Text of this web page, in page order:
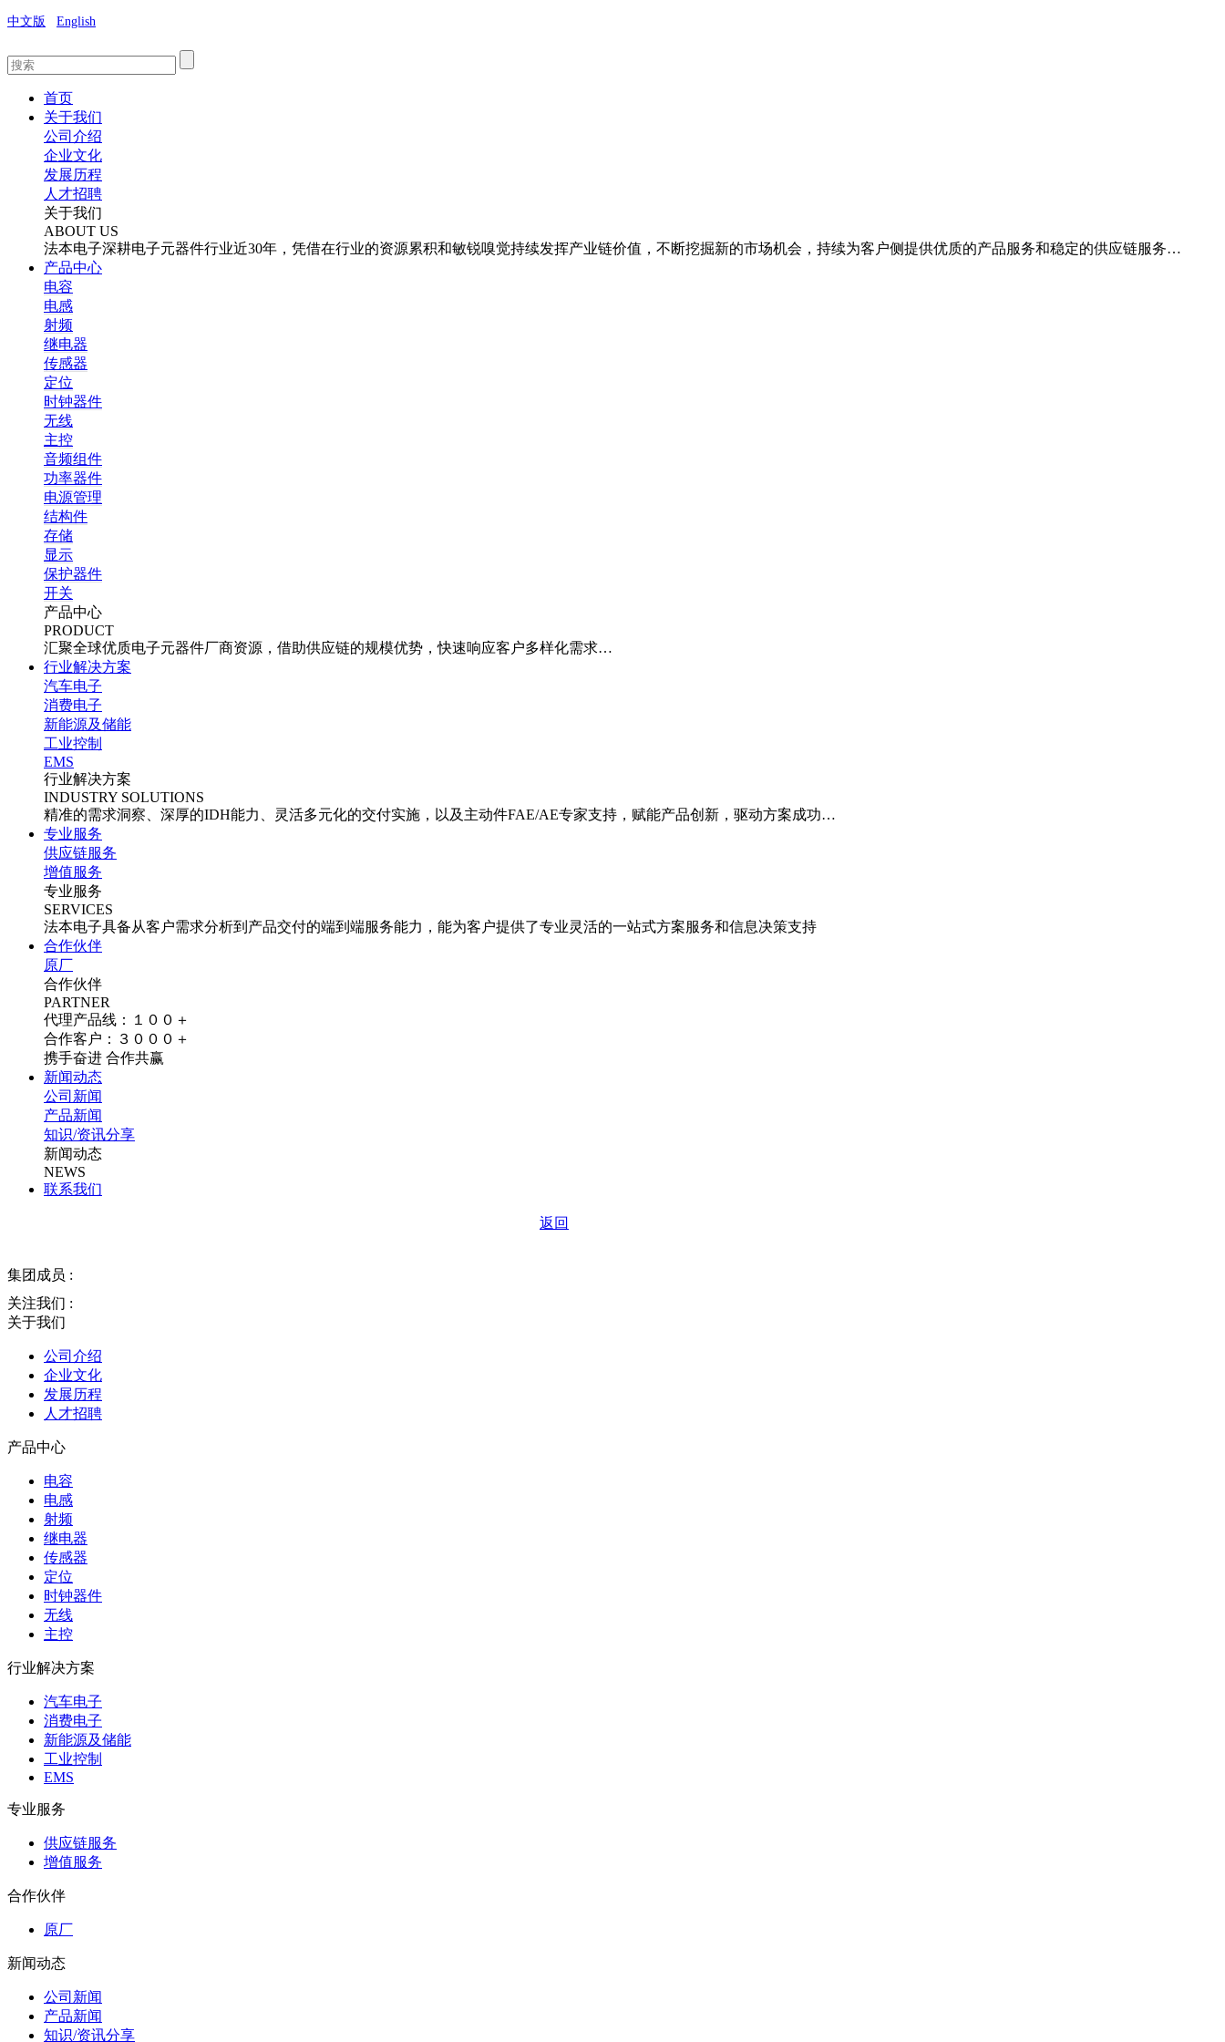
中文版 English
首页
关于我们
公司介绍
企业文化
发展历程
人才招聘
关于我们
ABOUT US
法本电子深耕电子元器件行业近30年，凭借在行业的资源累积和敏锐嗅觉持续发挥产业链价值，不断挖掘新的市场机会，持续为客户侧提供优质的产品服务和稳定的供应链服务…
产品中心
电容
电感
射频
继电器
传感器
定位
时钟器件
无线
主控
音频组件
功率器件
电源管理
结构件
存储
显示
保护器件
开关
产品中心
PRODUCT
汇聚全球优质电子元器件厂商资源，借助供应链的规模优势，快速响应客户多样化需求…
行业解决方案
汽车电子
消费电子
新能源及储能
工业控制
EMS
行业解决方案
INDUSTRY SOLUTIONS
精准的需求洞察、深厚的IDH能力、灵活多元化的交付实施，以及主动件FAE/AE专家支持，赋能产品创新，驱动方案成功…
专业服务
供应链服务
增值服务
专业服务
SERVICES
法本电子具备从客户需求分析到产品交付的端到端服务能力，能为客户提供了专业灵活的一站式方案服务和信息决策支持
合作伙伴
原厂
合作伙伴
PARTNER
代理产品线：１００＋
合作客户：３０００＋
携手奋进 合作共赢
新闻动态
公司新闻
产品新闻
知识/资讯分享
新闻动态
NEWS
联系我们
返回
集团成员 :
关注我们 :
关于我们
公司介绍
企业文化
发展历程
人才招聘
产品中心
电容
电感
射频
继电器
传感器
定位
时钟器件
无线
主控
行业解决方案
汽车电子
消费电子
新能源及储能
工业控制
EMS
专业服务
供应链服务
增值服务
合作伙伴
原厂
新闻动态
公司新闻
产品新闻
知识/资讯分享